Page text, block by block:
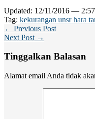
Updated: 12/11/2016 —
Tag: kekurangan unsr hara
← Previous Post
Next Post →
Tinggalkan Balasan
Alamat email Anda tidak